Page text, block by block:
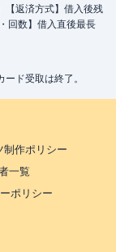
【返済方式】借入後残
回数】借入直後最長
ド受取は終了。
制作ポリシー
一覧
ポリシー